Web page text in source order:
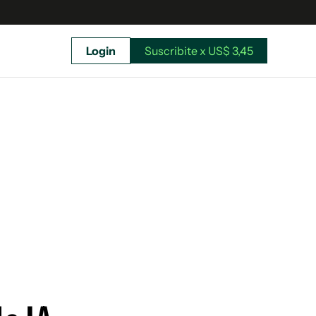
Login Suscribite x US$ 3,45